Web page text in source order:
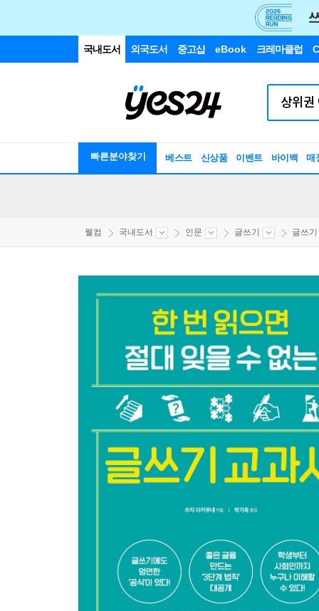
국내도서 외국도서 중고샵 eBook 크레마클럽
빠른분야찾기 베스트 신상품 이벤트 바이백 매
웰컴 국내도서 인문 글쓰기 글쓰